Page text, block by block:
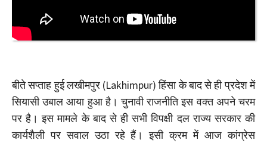
बीते सप्ताह हुई लखीमपुर (Lakhimpur) हिंसा के बाद से ही प्रदेश में
सियासी उबाल आया हुआ है। चुनावी राजनीति इस वक्त अपने चरम
पर है। इस मामले के बाद से ही सभी विपक्षी दल राज्य सरकार की
कार्यशैली पर सवाल उठा रहे हैं। इसी क्रम में आज कांग्रेस